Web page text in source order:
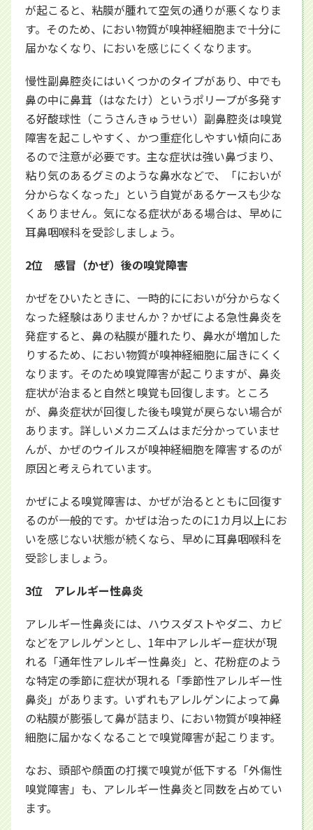
が起こると、粘膜が腫れて空気の通りが悪くなりま
す。そのため、におい物質が嗅神経細胞まで十分に
届かなくなり、においを感じにくくなります。
慢性副鼻腔炎にはいくつかのタイプがあり、中でも
鼻の中に鼻茸（はなたけ）というポリープが多発す
る好酸球性（こうさんきゅうせい）副鼻腔炎は嗅覚
障害を起こしやすく、かつ重症化しやすい傾向にあ
るので注意が必要です。主な症状は強い鼻づまり、
粘り気のあるグミのような鼻水などで、「においが
分からなくなった」という自覚があるケースも少な
くありません。気になる症状がある場合は、早めに
耳鼻咽喉科を受診しましょう。
2位 感冒（かぜ）後の嗅覚障害
かぜをひいたときに、一時的ににおいが分からなく
なった経験はありませんか？かぜによる急性鼻炎を
発症すると、鼻の粘膜が腫れたり、鼻水が増加した
りするため、におい物質が嗅神経細胞に届きにくく
なります。そのため嗅覚障害が起こりますが、鼻炎
症状が治まると自然と嗅覚も回復します。ところ
が、鼻炎症状が回復した後も嗅覚が戻らない場合が
あります。詳しいメカニズムはまだ分かっていませ
んが、かぜのウイルスが嗅神経細胞を障害するのが
原因と考えられています。
かぜによる嗅覚障害は、かぜが治るとともに回復す
るのが一般的です。かぜは治ったのに1カ月以上にお
いを感じない状態が続くなら、早めに耳鼻咽喉科を
受診しましょう。
3位 アレルギー性鼻炎
アレルギー性鼻炎には、ハウスダストやダニ、カビ
などをアレルゲンとし、1年中アレルギー症状が現
れる「通年性アレルギー性鼻炎」と、花粉症のよう
な特定の季節に症状が現れる「季節性アレルギー性
鼻炎」があります。いずれもアレルゲンによって鼻
の粘膜が膨張して鼻が詰まり、におい物質が嗅神経
細胞に届かなくなることで嗅覚障害が起こります。
なお、頭部や顔面の打撲で嗅覚が低下する「外傷性
嗅覚障害」も、アレルギー性鼻炎と同数を占めてい
ます。